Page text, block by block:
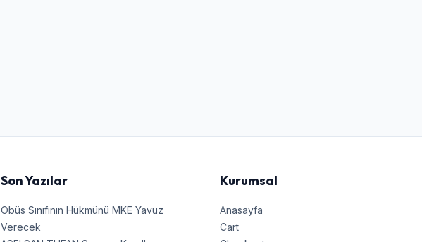
Son Yazılar
Obüs Sınıfının Hükmünü MKE Yavuz
Verecek
Kurumsal
Anasayfa
Cart